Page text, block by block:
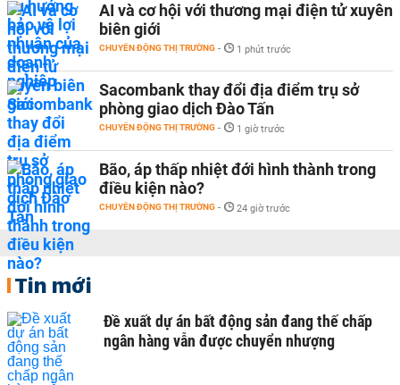
AI và cơ hội với thương mại điện tử xuyên
biên giới
CHUYỂN ĐỘNG THỊ TRƯỜNG - 1 phút trước
Sacombank thay đổi địa điểm trụ sở
phòng giao dịch Đào Tấn
CHUYỂN ĐỘNG THỊ TRƯỜNG - 1 giờ trước
Bão, áp thấp nhiệt đới hình thành trong
điều kiện nào?
CHUYỂN ĐỘNG THỊ TRƯỜNG - 24 giờ trước
Tin mới
Đề xuất dự án bất động sản đang thế chấp
ngân hàng vẫn được chuyển nhượng